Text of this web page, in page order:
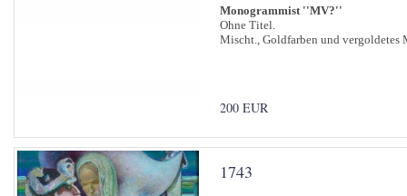
Monogrammist ''MV?''
Ohne Titel.
Mischt., Goldfarben und
200 EUR
1743